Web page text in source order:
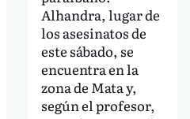
Alhandra, lugar de
los asesinatos de
este sábado, se
encuentra en la
zona de Mata y,
según el profesor,